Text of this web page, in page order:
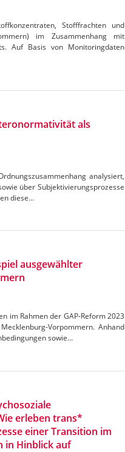
Stofffrachten und
im Zusammenhang mit
Auf Basis von Monitoringdaten
als
analysiert,
über Subjektivierungsprozesse
diese…
ausgewählter
im Rahmen der GAP-Reform 2023
Vorpommern. Anhand
sowie…
erleben trans*
einer Transition im
in Hinblick auf